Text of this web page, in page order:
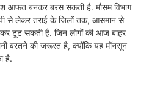
आफत बनकर बरस सकती है. मौसम विभाग
यूपी से लेकर तराई के जिलों तक, आसमान से
टूट सकती है. जिन लोगों की आज बाहर
बरतने की जरूरत है, क्योंकि यह मॉनसून
है.